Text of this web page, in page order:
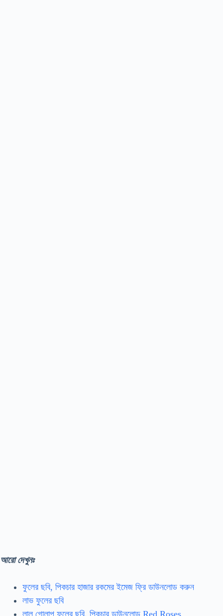
আরো দেখুনঃ
ফুলের ছবি, পিকচার হাজার রকমের ইমেজ ফ্রি ডাউনলোড করুন
লাভ ফুলের ছবি
লাল গোলাপ ফুলের ছবি, পিকচার ডাউনলোড Red Roses